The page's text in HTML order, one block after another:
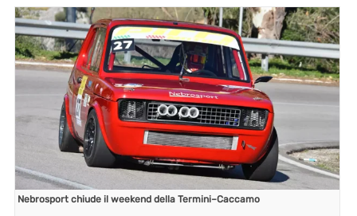
Nebrosport chiude il weekend della Termini–Caccamo